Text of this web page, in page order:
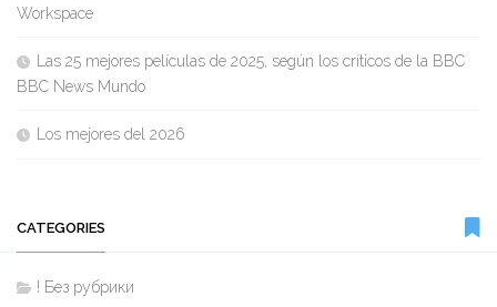
Workspace
Las 25 mejores películas de 2025, según los críticos de la BBC
BBC News Mundo
Los mejores del 2026
CATEGORIES
! Без рубрики